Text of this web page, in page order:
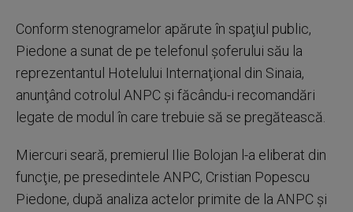
Conform stenogramelor apărute în spaţiul public,
Piedone a sunat de pe telefonul şoferului său la
reprezentantul Hotelului Internaţional din Sinaia,
anunţând cotrolul ANPC şi făcându-i recomandări
legate de modul în care trebuie să se pregătească.
Miercuri seară, premierul Ilie Bolojan l-a eliberat din
funcţie, pe presedintele ANPC, Cristian Popescu
Piedone, după analiza actelor primite de la ANPC şi